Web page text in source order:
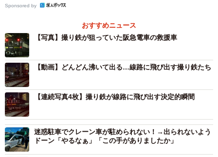
した。
撮り鉄の様子をやおよろずさんに聞きました。
ーーレアな車両を狙っていた？
「私も含め、撮影者の目当ては一番後ろの車両である『救
援車』でした。救援車は普段、車庫にいるのですが、この
たび廃車となり、解体場がある別の車庫まで回送される途
中でした。救援車が車庫以外の場所で走ることは大変珍し
く、とにかく最後尾の車両を撮ろうと皆必死になっていま
した。救援車が通過する直前に人が増えたので正確には分
Sponsored by
おすすめニュース
【写真】撮り鉄が狙っていた阪急電車の救援車
【動画】どんどん沸いて出る…線路に飛び出す撮り鉄たち
【連続写真4枚】撮り鉄が線路に飛び出す決定的瞬間
迷惑駐車でクレーン車が駐められない！→出られないよう
ドーン「やるなぁ」「この手がありましたか」